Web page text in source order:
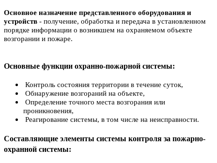
Основное назначение представленного оборудования и
устройств - получение, обработка и передача в установленном
порядке информации о возникшем на охраняемом объекте
возгорании и пожаре.
Основные функции охранно-пожарной системы:
Контроль состояния территории в течение суток,
Обнаружение возгораний на объекте,
Определение точного места возгорания или
проникновения,
Реагирование системы, в том числе на неисправности.
Составляющие элементы системы контроля за пожарно-
охранной системы: